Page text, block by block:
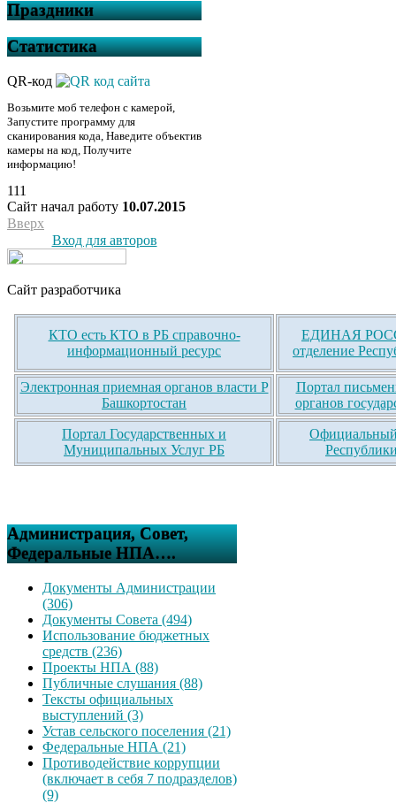
Праздники
Статистика
QR-код
Возьмите моб телефон с камерой,
Запустите программу для
сканирования кода, Наведите объектив
камеры на код, Получите
информацию!
111
Сайт начал работу 10.07.2015
Вверх
Вход для авторов
Сайт разработчика
КТО есть КТО в РБ справочно-
информационный ресурс
ЕДИНАЯ
отделение
Электронная приемная органов власти Р
Башкортостан
Портал
органов
Портал Государственных и
Муниципальных Услуг РБ
Официальный
Администрация, Совет,
Федеральные НПА….
Документы Администрации
(306)
Документы Совета (494)
Использование бюджетных
средств (236)
Проекты НПА (88)
Публичные слушания (88)
Тексты официальных
выступлений (3)
Устав сельского поселения (21)
Федеральные НПА (21)
Противодействие коррупции
(включает в себя 7 подразделов)
(9)